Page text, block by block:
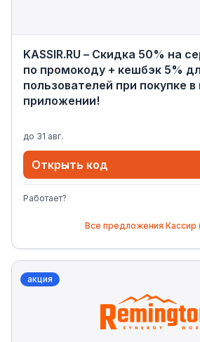
KASSIR.RU – Скидка 50% на
по промокоду + кешбэк 5%
пользователей при покупке
приложении!
до 31 авг.
Открыть код
Работает?
Все предложения Кассир
акция